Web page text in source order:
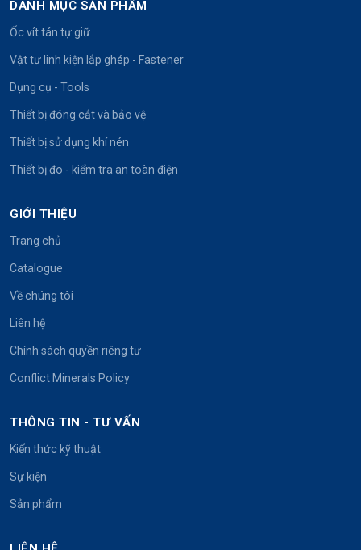
DANH MỤC SẢN PHẨM
Ốc vít tán tự giữ
Vật tư linh kiện lắp ghép - Fastener
Dụng cụ - Tools
Thiết bị đóng cắt và bảo vệ
Thiết bị sử dụng khí nén
Thiết bị đo - kiểm tra an toàn điện
GIỚI THIỆU
Trang chủ
Catalogue
Về chúng tôi
Liên hệ
Chính sách quyền riêng tư
Conflict Minerals Policy
THÔNG TIN - TƯ VẤN
Kiến thức kỹ thuật
Sự kiện
Sản phẩm